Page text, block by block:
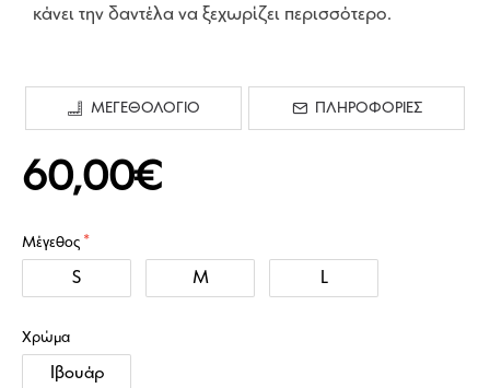
60,00€
Μέγεθος
S M L
Χρώμα
Ιβουάρ
κάνει την δαντέλα να ξεχωρίζει περισσότερο.
ΜΕΓΕΘΟΛΟΓΙΟ ΠΛΗΡΟΦΟΡΙΕΣ